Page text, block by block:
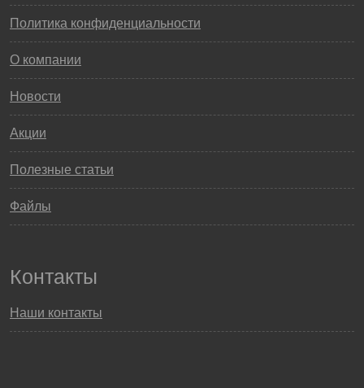
Политика конфиденциальности
О компании
Новости
Акции
Полезные статьи
Файлы
Контакты
Наши контакты